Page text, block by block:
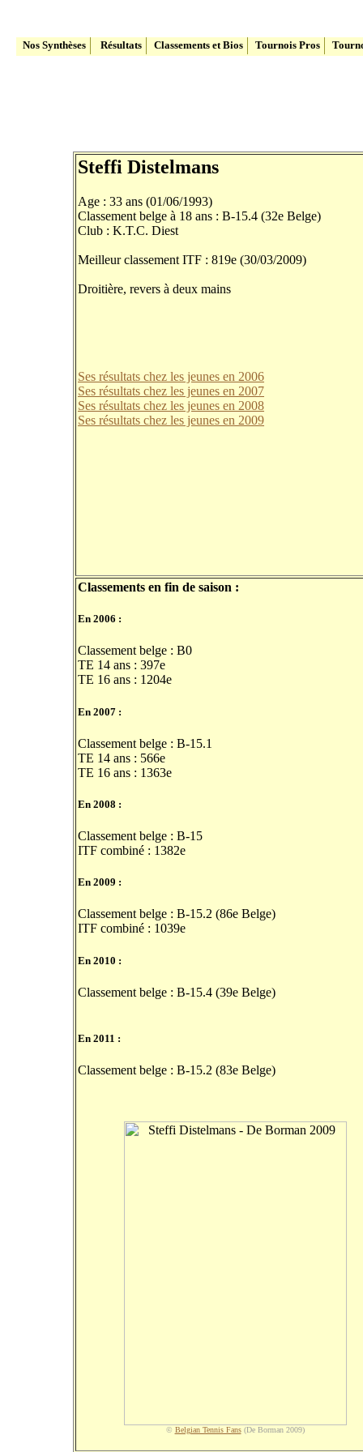
Nos Synthèses Résultats Classements et Bios Tournois Pros
Steffi Distelmans
Age : 33 ans (01/06/1993)
Classement belge à 18 ans : B-15.4 (32e Belge)
Club : K.T.C. Diest
Meilleur classement ITF : 819e (30/03/2009)
Droitière, revers à deux mains
Ses résultats chez les jeunes en 2006
Ses résultats chez les jeunes en 2007
Ses résultats chez les jeunes en 2008
Ses résultats chez les jeunes en 2009
Classements en fin de saison :
En 2006 :
Classement belge : B0
TE 14 ans : 397e
TE 16 ans : 1204e
En 2007 :
Classement belge : B-15.1
TE 14 ans : 566e
TE 16 ans : 1363e
En 2008 :
Classement belge : B-15
ITF combiné : 1382e
En 2009 :
Classement belge : B-15.2 (86e Belge)
ITF combiné : 1039e
En 2010 :
Classement belge : B-15.4 (39e Belge)
En 2011 :
Classement belge : B-15.2 (83e Belge)
© Belgian Tennis Fans(De Borman 2009)